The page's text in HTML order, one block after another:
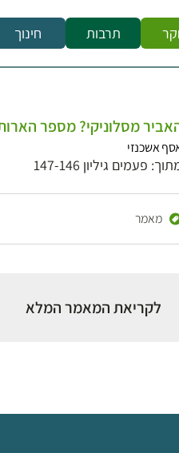
תרבות חינוך
מסלוניקי? מספר
אשכנזי
פעמים גיליון 147-146
מאמר
לקריאת המאמר המלא